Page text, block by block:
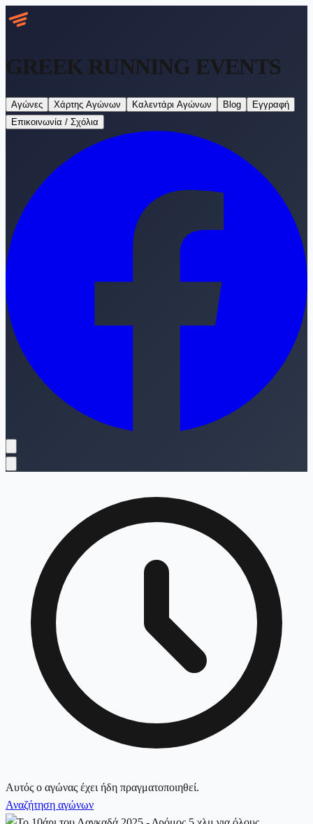
GREEK RUNNING EVENTS
Αγώνες Χάρτης Αγώνων Καλεντάρι Αγώνων Blog
Εγγραφή
Επικοινωνία / Σχόλια
Αυτός ο αγώνας έχει ήδη πραγματοποιηθεί.
Αναζήτηση αγώνων